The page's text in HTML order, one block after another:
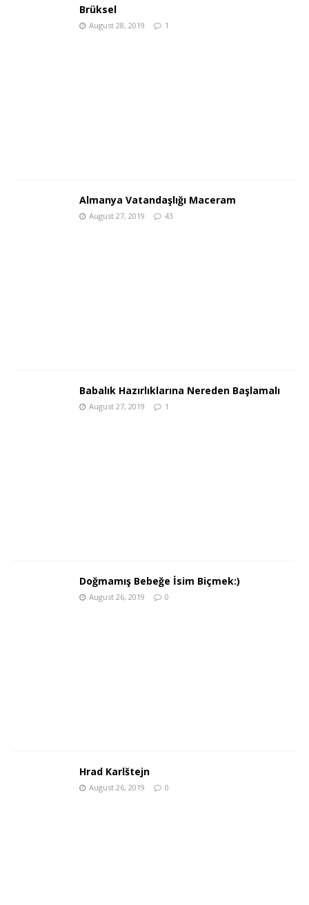
Brüksel
August 28, 2019 1
Almanya Vatandaşlığı Maceram
August 27, 2019 43
Babalık Hazırlıklarına Nereden Başlamalı
August 27, 2019 1
Doğmamış Bebeğe İsim Biçmek:)
August 26, 2019 0
Hrad Karlštejn
August 26, 2019 0